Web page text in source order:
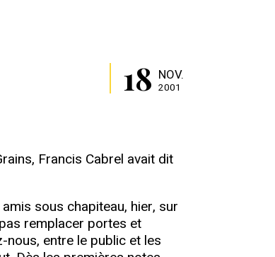
18 NOV.
2001
Francis Cabrel avait dit
sous chapiteau, hier, sur
remplacer portes et
entre le public et les